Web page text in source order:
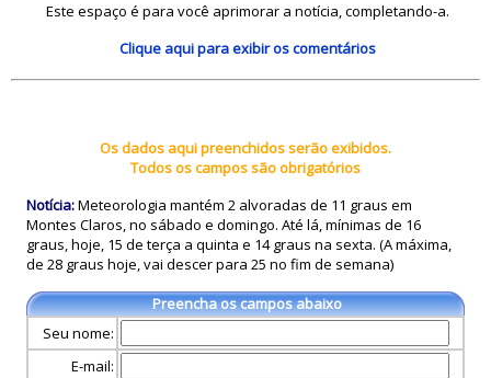
Este espaço é para você aprimorar a notícia, completando-a.
Clique aquipara exibir os comentários
Os dados aqui preenchidos serão exibidos.
Todos os campos são obrigatórios
Notícia:Meteorologia mantém 2 alvoradas de 11 graus em
Montes Claros, no sábado e domingo. Até lá, mínimas de 16
graus, hoje, 15 de terça a quinta e 14 graus na sexta. (A máxima,
de 28 graus hoje, vai descer para 25 no fim de semana)
Preencha os campos abaixo
Seu nome:
E-mail: